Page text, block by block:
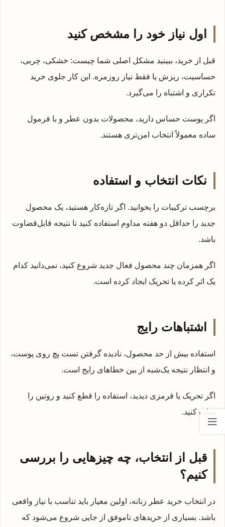
اول نیاز خود را مشخص کنید
قبل از خرید، ببینید مشکل اصلی شما چیست: خشکی، چربی،
حساسیت، ریزش یا فقط نیاز روزمره. این کار جلوی خرید
تکراری و اشتباه را می‌گیرد.
اگر پوست حساس دارید، محصولات بدون عطر و با فرمول
ساده معمولاً انتخاب امن‌تری هستند.
نکات انتخاب و استفاده
برچسب ترکیبات را بخوانید. اگر تازه‌کار هستید، یک محصول
جدید را حداقل دو هفته مداوم استفاده کنید تا نتیجه قابل‌قضاوت
باشد.
اگر همزمان چند محصول فعال جدید شروع کنید، نمی‌دانید کدام
یک اثر کرده یا تحریک ایجاد کرده است.
اشتباهات رایج
استفاده بیش از حد محصول، نادیده گرفتن تست پچ روی پوست،
و انتظار نتیجه یک‌شبه از بین خطاهای رایج است.
اگر تحریک یا قرمزی دیدید، استفاده را قطع کنید و روتین را
ساده کنید.
قبل از انتخاب، چه چیزهایی را بررسی
کنیم؟
در انتخاب خرید عطر زنانه، اولین معیار باید تناسب با نیاز واقعی
باشد. بسیاری از خریدهای ناموفق از جایی شروع می‌شود که